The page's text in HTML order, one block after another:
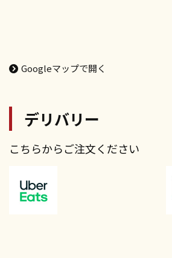
Googleマップで開く
デリバリー
こちらからご注文ください